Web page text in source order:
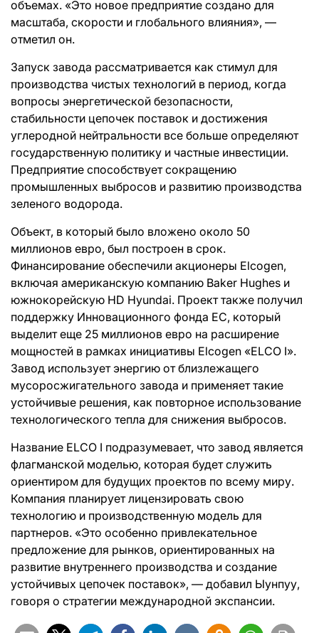
объемах. «Это новое предприятие создано для
масштаба, скорости и глобального влияния», —
отметил он.
Запуск завода рассматривается как стимул для
производства чистых технологий в период, когда
вопросы энергетической безопасности,
стабильности цепочек поставок и достижения
углеродной нейтральности все больше определяют
государственную политику и частные инвестиции.
Предприятие способствует сокращению
промышленных выбросов и развитию производства
зеленого водорода.
Объект, в который было вложено около 50
миллионов евро, был построен в срок.
Финансирование обеспечили акционеры Elcogen,
включая американскую компанию Baker Hughes и
южнокорейскую HD Hyundai. Проект также получил
поддержку Инновационного фонда ЕС, который
выделит еще 25 миллионов евро на расширение
мощностей в рамках инициативы Elcogen «ELCO I».
Завод использует энергию от близлежащего
мусоросжигательного завода и применяет такие
устойчивые решения, как повторное использование
технологического тепла для снижения выбросов.
Название ELCO I подразумевает, что завод является
флагманской моделью, которая будет служить
ориентиром для будущих проектов по всему миру.
Компания планирует лицензировать свою
технологию и производственную модель для
партнеров. «Это особенно привлекательное
предложение для рынков, ориентированных на
развитие внутреннего производства и создание
устойчивых цепочек поставок», — добавил Ыунпуу,
говоря о стратегии международной экспансии.